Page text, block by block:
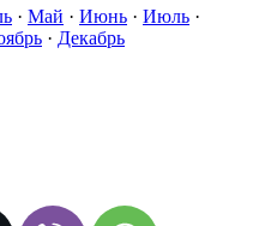
· Май · Июнь · Июль ·
· Декабрь